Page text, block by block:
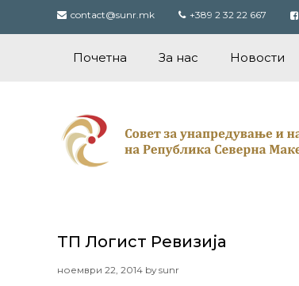
contact@sunr.mk +389 2 32 22 667
Почетна За нас Новости
ТП Логист Ревизија
ноември 22, 2014 bysunr